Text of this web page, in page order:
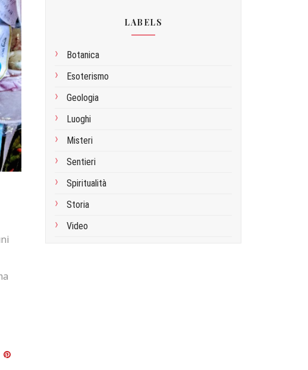
LABELS
Botanica
Esoterismo
Geologia
Luoghi
Misteri
Sentieri
Spiritualità
Storia
Video